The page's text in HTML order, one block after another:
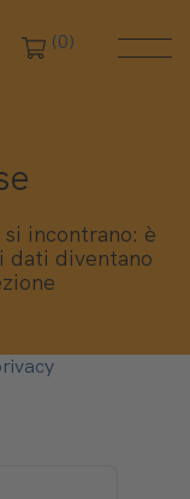
(0)
incontrano: è
dati diventano